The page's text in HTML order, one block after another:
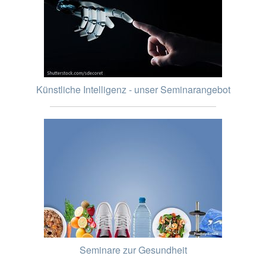
Künstliche Intelligenz - unser Seminarangebot
Seminare zur Gesundheit